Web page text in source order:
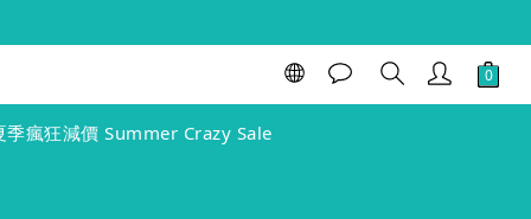
季瘋狂減價 Summer Crazy Sale